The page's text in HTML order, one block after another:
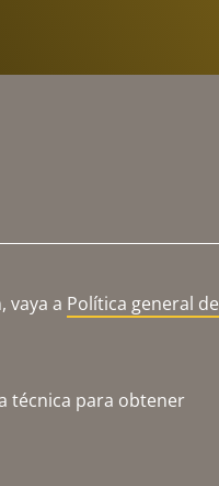
vaya a Política general de
técnica para obtener